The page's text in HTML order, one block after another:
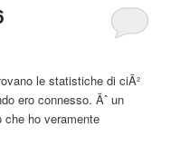
le statistiche di ciÃ²
ero connesso. Ãˆ un
che ho veramente